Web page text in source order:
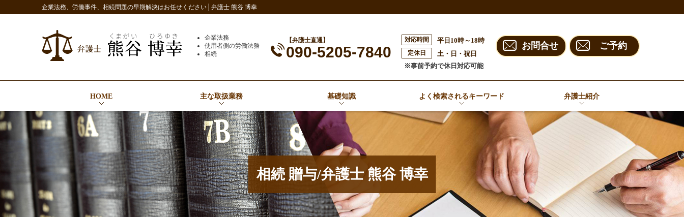
企業法務、労働事件、相続問題の早期解決はお任せください│弁護士 熊谷 博幸
企業法務
使用者側の労働法務
相続
【弁護士直通】
090-5205-7840
対応時間 平日10時～18時
定休日
土・日・祝日
※事前予約で休日対応可能
お問合せ ご予約
HOME 主な取扱業務 基礎知識 よく検索されるキーワード 弁護士紹介
相続 贈与/弁護士 熊谷 博幸